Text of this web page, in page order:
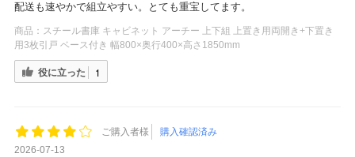
配送も速やかで組立やすい。とても重宝してます。
商品： スチール書庫 キャビネット アーチー 上下組 上置き用両開き+下置き
用3枚引戸 ベース付き 幅800×奥行400×高さ1850mm
役に立った 1
ご購入者様
購入確認済み
2026-07-13